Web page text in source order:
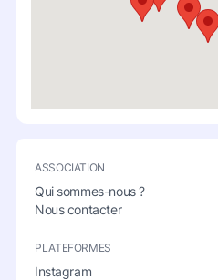
ASSOCIATION
Qui sommes-nous ?
Nous contacter
PLATEFORMES
Instagram